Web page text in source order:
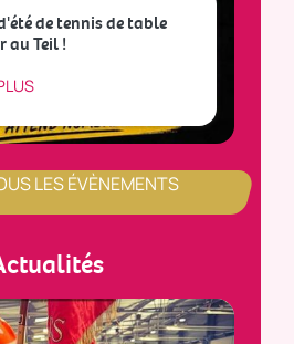
de tennis de table
au Teil !
LES ÉVÈNEMENTS